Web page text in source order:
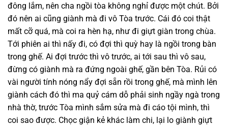
đông lắm, nên cha ngồi tòa không nghỉ được một chút. Bởi
đó nên ai cũng giành mà đi vô Tòa trước. Cái đó coi thật
mất cỡ quá, mà coi ra hèn hạ, như đi giựt giàn trong chùa.
Tới phiên ai thì nấy đi, có đợi thì quỳ hay là ngồi trong bàn
trong ghế. Ai đợi trước thì vô trước, ai tới sau thì vô sau,
đừng có giành mà ra đứng ngoài ghế, gần bên Tòa. Rủi có
vài người tính nóng nẩy đợi sẵn rồi trong ghế, mà mình lên
giành cách đó thì ma quỷ cám dỗ phải sinh ngầy ngà trong
nhà thờ, trước Tòa mình sắm sửa mà đi cáo tội mình, thì
coi sao được. Chọc giận kẻ khác làm chi, lại lo giành giựt